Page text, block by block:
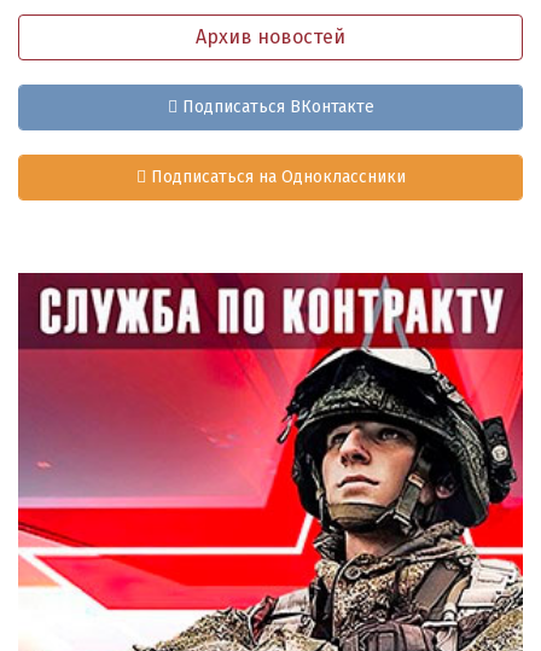
Архив новостей
Подписаться ВКонтакте
Подписаться на Одноклассники